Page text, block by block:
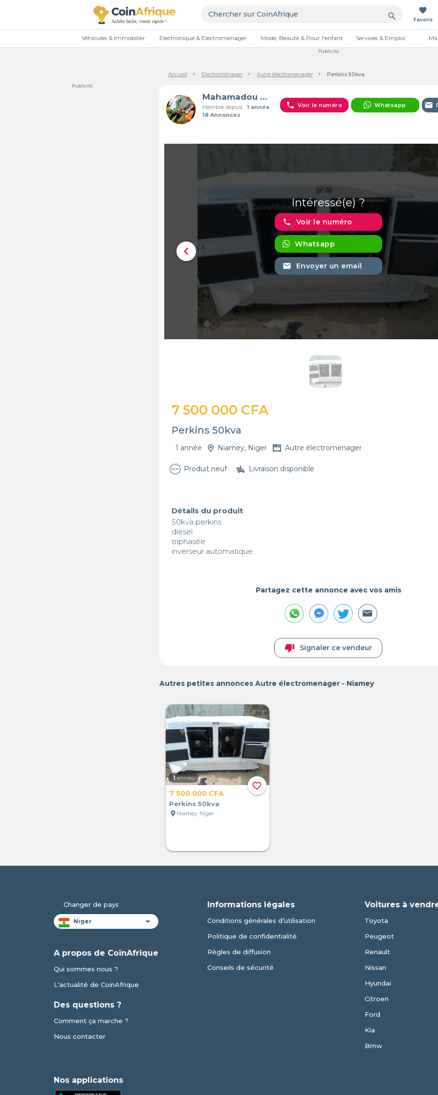
search
favorite
Favoris
Véhicules & Immobilier Electronique & Electromenager Mode, Beauté & Pour l'enfant Services & Emploi
Publicité
Accueil Electroménager Autre électromenager Perkins 50kva
Publicité
Mahamadou Adamou
Membre depuis1 année
18 Annonces
phone Voir le numéro Whatsapp email
chevron_left
Intéressé(e) ?
phone Voir le numéro
Whatsapp
email Envoyer un email
7 500 000 CFA
Perkins 50kva
1 année Niamey, Niger Autre électromenager
Produit neuf Livraison disponible
Détails du produit
50kva perkins
diesel
triphasée
inverseur automatique
Partagez cette annonce avec vos amis
thumb_down Signaler ce vendeur
Autres petites annonces Autre électromenager - Niamey
favorite_border
1 année
7 500 000 CFA
Perkins 50kva
location_on Niamey, Niger
Changer de pays
A propos de CoinAfrique
Qui sommes nous ?
L'actualité de CoinAfrique
Des questions ?
Comment ça marche ?
Nous contacter
Informations légales
Conditions générales d’utilisation
Politique de confidentialité
Règles de diffusion
Conseils de sécurité
Voitures à
Toyota
Peugeot
Renault
Nissan
Hyundai
Citroen
Ford
Kia
Bmw
Nos applications